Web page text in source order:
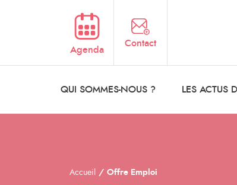
Agenda
Contact
QUI SOMMES-NOUS ? LES ACTUS
Accueil Offre Emploi